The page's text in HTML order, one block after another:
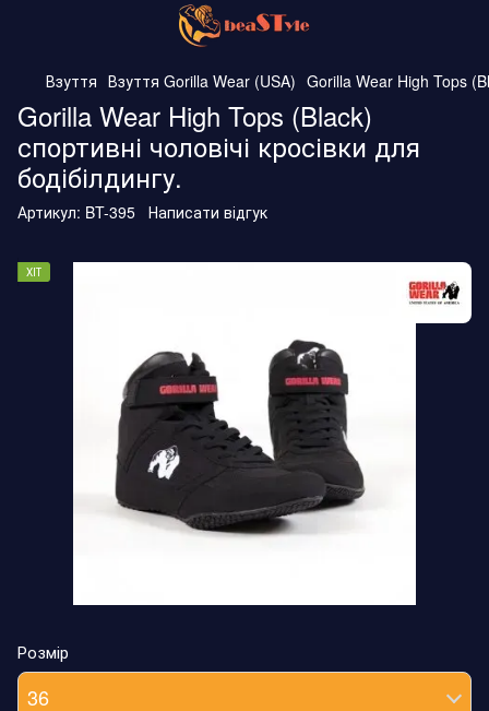
Взуття Взуття Gorilla Wear (USA) Gorilla Wear High Tops
Gorilla Wear High Tops (Black)
спортивні чоловічі кросівки для
бодібілдингу.
Артикул: BT-395 Написати відгук
ХІТ
Розмір
36